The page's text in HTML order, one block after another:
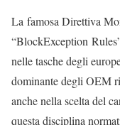
La famosa Direttiva
“BlockException
nelle tasche degli
dominante degli OEM
anche nella scelta del
questa disciplina